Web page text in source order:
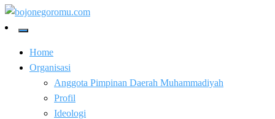
bojonegoromu.com
Home
Organisasi
Anggota Pimpinan Daerah Muhammadiyah
Profil
Ideologi